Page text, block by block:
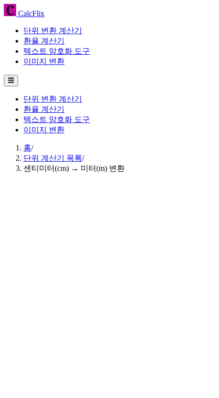
CalcFlix
단위 변환 계산기
환율 계산기
텍스트 암호화 도구
이미지 변환
☰
단위 변환 계산기
환율 계산기
텍스트 암호화 도구
이미지 변환
홈/
단위 계산기 목록/
센티미터(cm) → 미터(m) 변환